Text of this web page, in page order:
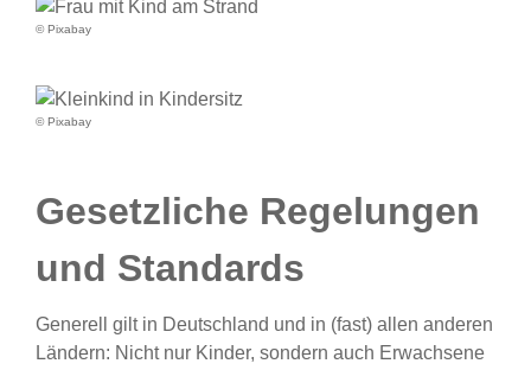
© Pixabay
© Pixabay
Gesetzliche Regelungen
und Standards
Generell gilt in Deutschland und in (fast) allen anderen
Ländern: Nicht nur Kinder, sondern auch Erwachsene